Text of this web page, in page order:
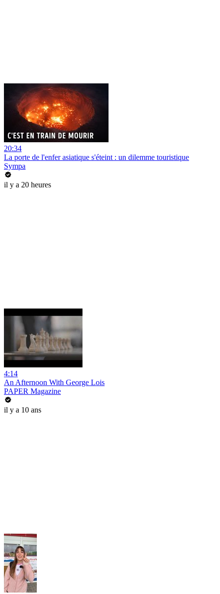
20:34
La porte de l'enfer asiatique s'éteint : un dilemme touristique
Sympa
il y a 20 heures
4:14
An Afternoon With George Lois
PAPER Magazine
il y a 10 ans